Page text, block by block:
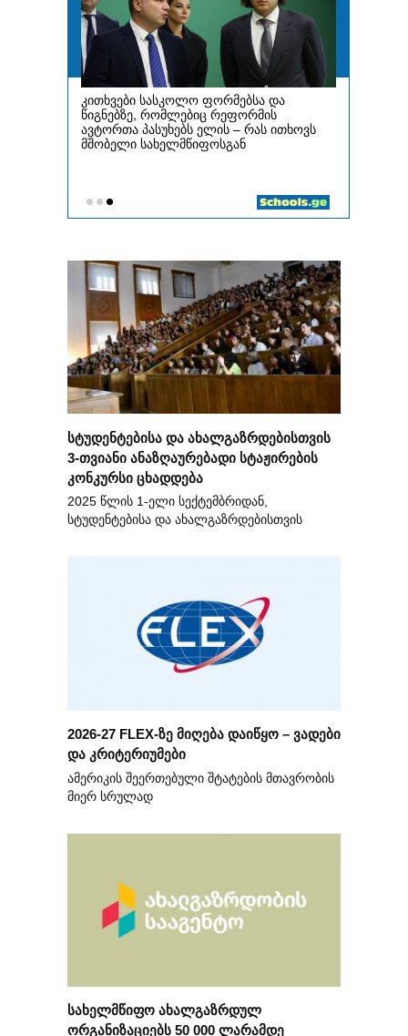
სტუდენტებისა და ახალგაზრდებისთვის
3-თვიანი ანაზღაურებადი სტაჟირების
კონკურსი ცხადდება
2025 წლის 1-ელი სექტემბრიდან,
სტუდენტებისა და ახალგაზრდებისთვის
2026-27 FLEX-ზე მიღება დაიწყო – ვადები
და კრიტერიუმები
ამერიკის შეერთებული შტატების მთავრობის
მიერ სრულად
სახელმწიფო ახალგაზრდულ
ორგანიზაციებს 50 000 ლარამდე